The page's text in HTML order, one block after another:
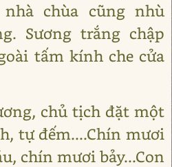
chùa cũng nhù
Sương trắng chập
tấm kính che cửa
chủ tịch đặt một
tự đếm....Chín mươi
chín mươi bảy...Con